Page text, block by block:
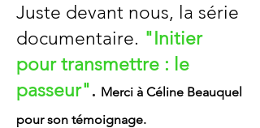
Juste devant nous, la série
documentaire. "Initier
pour transmettre : le
passeur". Merci à Céline Beauquel
pour son témoignage.